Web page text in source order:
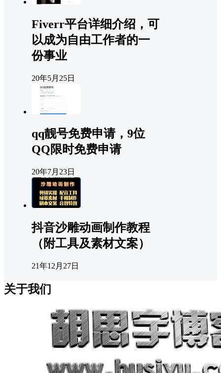
Fiverr平台详细介绍，可
以成为自由工作者的一
份事业
20年5月25日
qq靓号免费申请，9位
QQ限时免费申请
20年7月23日
抖音沙雕动画制作教程
（附工具及素材文案）
21年12月27日
关于我们